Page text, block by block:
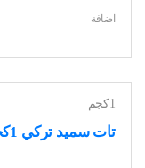
اضافة
1كجم
تات سميد تركي 1كجم